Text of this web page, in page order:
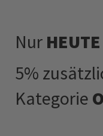
Nur HEUTE
5%
Kategorie